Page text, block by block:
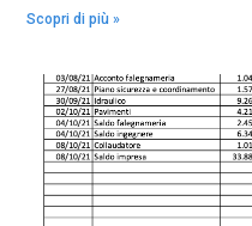
Scopri di più »